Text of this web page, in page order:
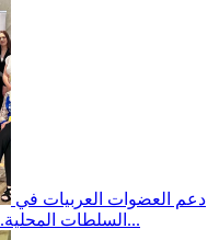
السلطات المحلية. إيمانًا بقدرة وأهمية النساء على التأثير...